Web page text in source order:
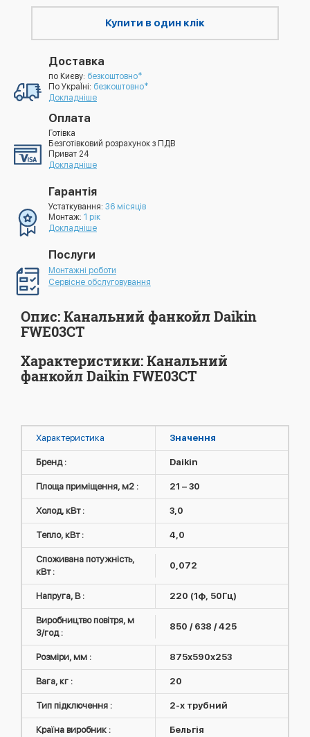
Купити в один клік
Доставка
по Києву: безкоштовно*
По УкраЇні: безкоштовно*
Докладніше
Оплата
Готівка
Безготівковий розрахунок з ПДВ
Приват 24
Докладніше
Гарантія
Устаткування: 36 місяців
Монтаж: 1 рік
Докладніше
Послуги
Монтажні роботи
Сервісне обслуговування
Опис: Канальний фанкойл Daikin
FWE03CT
Характеристики: Канальний
фанкойл Daikin FWE03CT
Характеристика Значення
Бренд : Daikin
Площа приміщення, м2 : 21 – 30
Холод, кВт : 3,0
Тепло, кВт : 4,0
Споживана потужність,
кВт :
0,072
Напруга, В : 220 (1ф, 50Гц)
Виробництво повітря, м
3/год :
850 / 638 / 425
Розміри, мм : 875х590х253
Вага, кг : 20
Тип підключення : 2-х трубний
Країна виробник : Бельгія